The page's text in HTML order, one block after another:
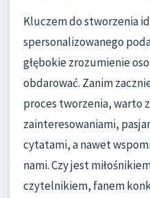
Kluczem do stworzenia
spersonalizowanego
głębokie zrozumienie
obdarować. Zanim
proces tworzenia, warto
zainteresowaniami,
cytatami, a nawet
nami. Czy jest
czytelnikiem, fanem